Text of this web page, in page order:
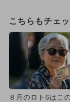
こちらもチェ
８月のロト6はこ